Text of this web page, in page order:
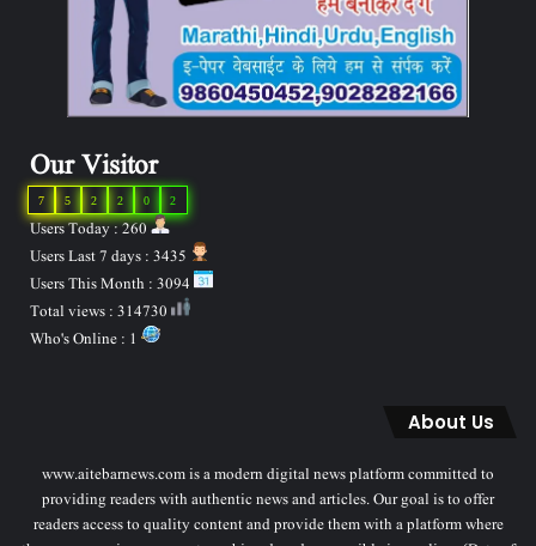
Our Visitor
2
0
2
2
5
7
Users Today : 260
About Us
www.aitebarnews.com is a modern digital news platform committed to
providing readers with authentic news and articles. Our goal is to offer
readers access to quality content and provide them with a platform where